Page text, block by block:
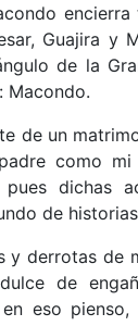
Guajira y
de la
Macondo.
de un
como
dichas
de
y derrotas de
de
en eso